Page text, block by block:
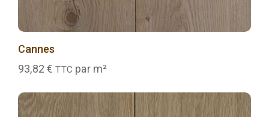
Cannes
93,82€ TTC par m²